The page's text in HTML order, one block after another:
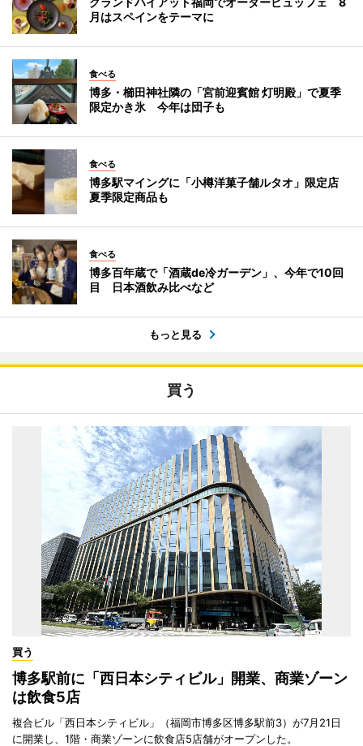
月はスペインをテーマに
食べる
博多・櫛田神社隣の「宮前迎賓館 灯明殿」で夏季
限定かき氷 今年は団子も
食べる
博多駅マイングに「小樽洋菓子舗ルタオ」限定店
夏季限定商品も
食べる
博多百年蔵で「酒蔵de冷ガーデン」、今年で10回
目 日本酒飲み比べなど
もっと見る
買う
買う
博多駅前に「西日本シティビル」開業、商業ゾーン
は飲食5店
複合ビル「西日本シティビル」（福岡市博多区博多駅前3）が7月21日
に開業し、1階・商業ゾーンに飲食店5店舗がオープンした。